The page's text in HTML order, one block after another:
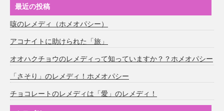
最近の投稿
咳のレメディ（ホメオパシー）
アコナイトに助けられた「旅」
オオハクチョウのレメディって知っていますか？？ホメオパシー
「さそり」のレメディ！ホメオパシー
チョコレートのレメディは「愛」のレメディ！